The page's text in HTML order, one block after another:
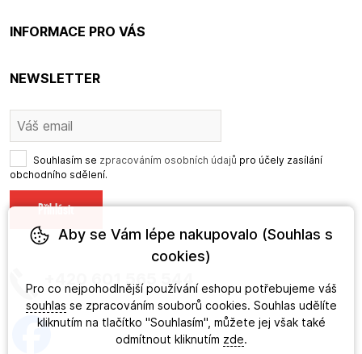
INFORMACE PRO VÁS
NEWSLETTER
Souhlasím se zpracováním osobních údajů pro účely zasílání
obchodního sdělení.
+420 601 565 544
Aby se Vám lépe nakupovalo (Souhlas s
cookies)
Pro co nejpohodlnější používání eshopu potřebujeme váš
souhlas se zpracováním souborů cookies. Souhlas udělíte
kliknutím na tlačítko "Souhlasím", můžete jej však také
odmítnout kliknutím zde.